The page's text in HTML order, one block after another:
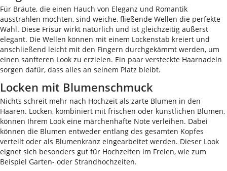
Für Bräute, die einen Hauch von Eleganz und Romantik
ausstrahlen möchten, sind weiche, fließende Wellen die perfekte
Wahl. Diese Frisur wirkt natürlich und ist gleichzeitig äußerst
elegant. Die Wellen können mit einem Lockenstab kreiert und
anschließend leicht mit den Fingern durchgekämmt werden, um
einen sanfteren Look zu erzielen. Ein paar versteckte Haarnadeln
sorgen dafür, dass alles an seinem Platz bleibt.
Locken mit Blumenschmuck
Nichts schreit mehr nach Hochzeit als zarte Blumen in den
Haaren. Locken, kombiniert mit frischen oder künstlichen Blumen,
können Ihrem Look eine märchenhafte Note verleihen. Dabei
können die Blumen entweder entlang des gesamten Kopfes
verteilt oder als Blumenkranz eingearbeitet werden. Dieser Look
eignet sich besonders gut für Hochzeiten im Freien, wie zum
Beispiel Garten- oder Strandhochzeiten.